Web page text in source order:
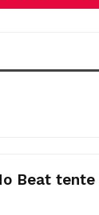
Beat tente